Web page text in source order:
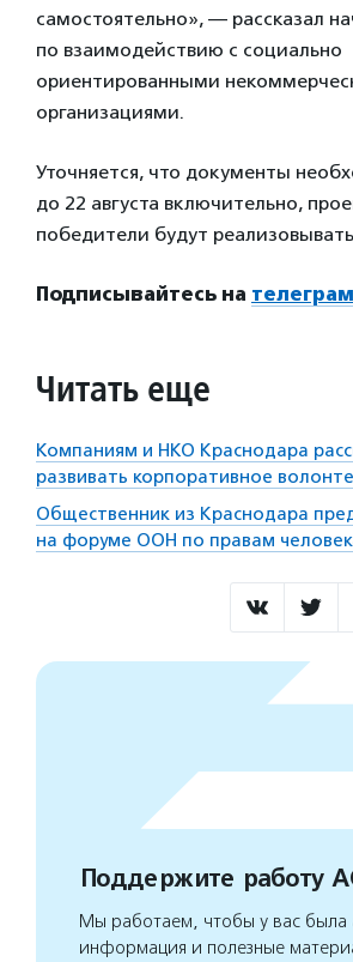
самостоятельно», — рассказал
по взаимодействию с социально
ориентированными
организациями.
Уточняется, что документы
до 22 августа включительно,
победители будут
Подписывайтесь на
Читать еще
Компаниям и НКО Краснодара
развивать корпоративное
Общественник из Краснодара
на форуме ООН по правам
Поддержите работу
Мы работаем, чтобы у вас была
информация и полезные